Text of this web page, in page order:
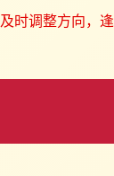
及时调整方向，